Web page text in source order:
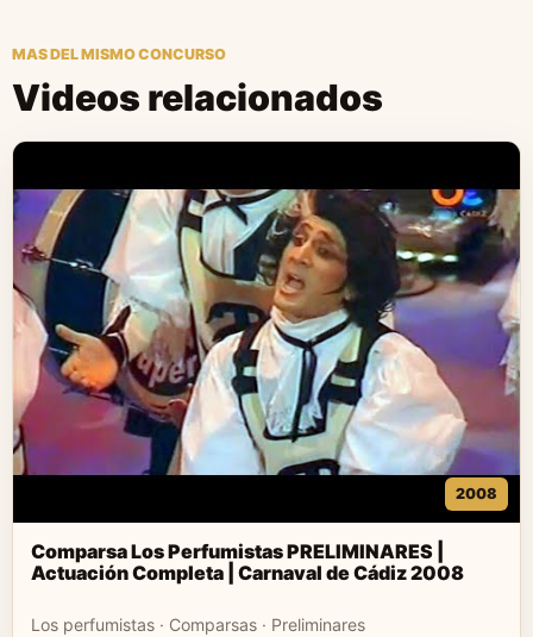
MAS DEL MISMO CONCURSO
Videos relacionados
2008
Comparsa Los Perfumistas PRELIMINARES |
Actuación Completa | Carnaval de Cádiz 2008
Los perfumistas · Comparsas · Preliminares